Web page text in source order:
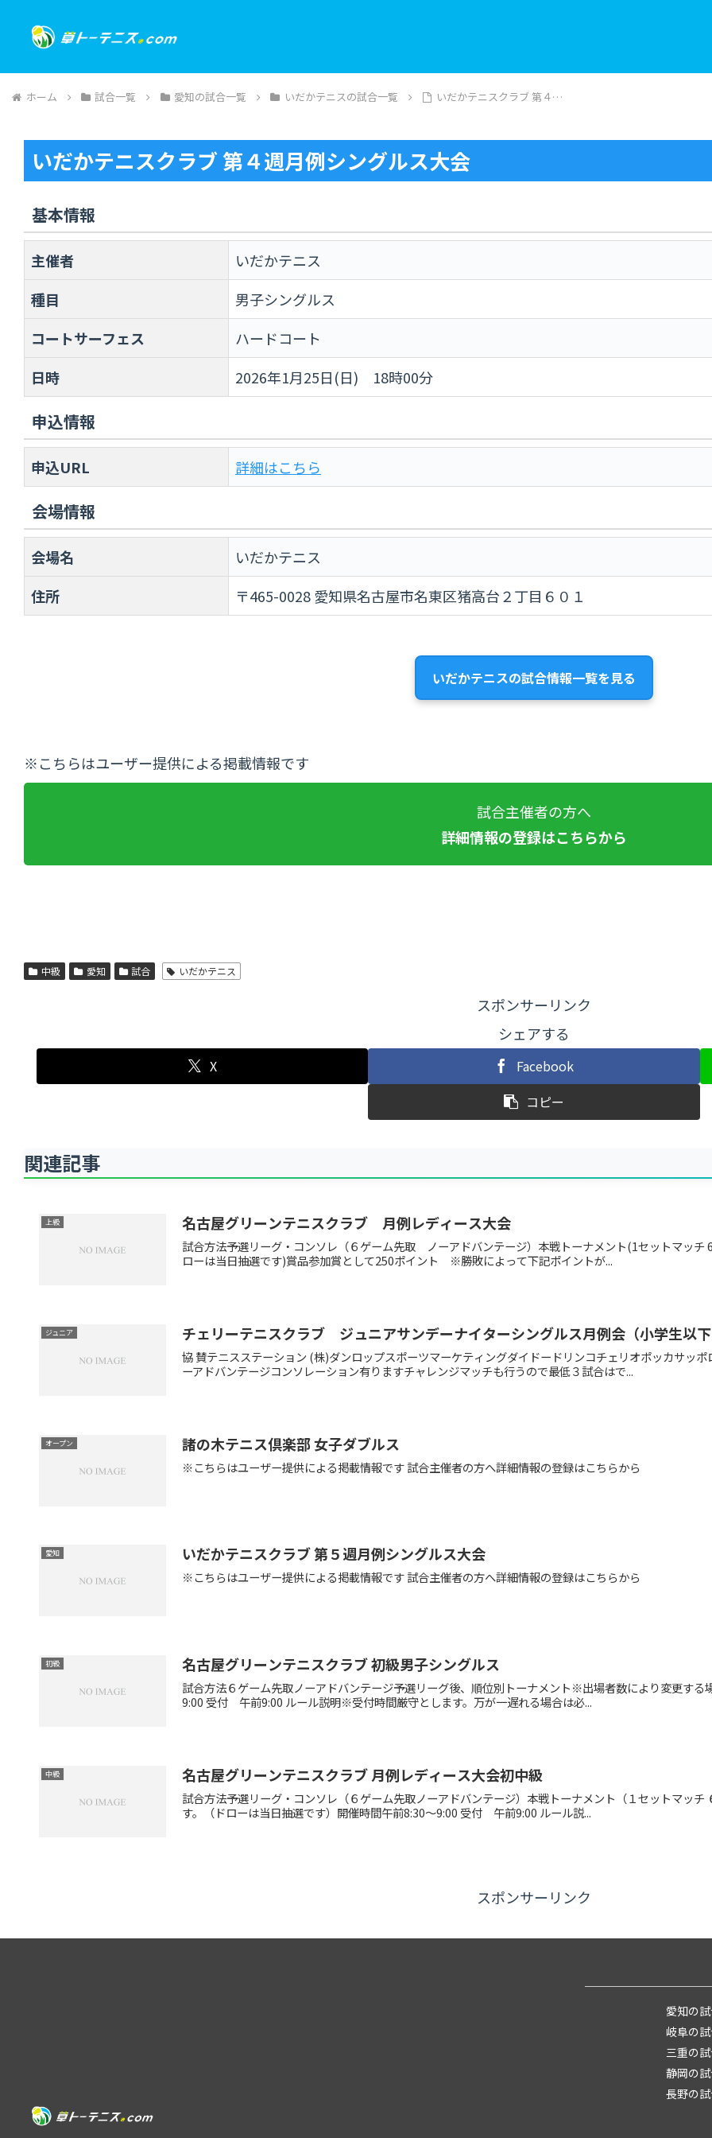
ホーム 試合一覧 愛知の試合一覧 いだかテニスの試合一覧 いだかテニスクラブ 第４…
いだかテニスクラブ 第４週月例シングルス大会
基本情報
主催者
いだかテニス
種目
男子シングルス
コートサーフェス
ハードコート
日時
2026年1月25日(日) 18時00分
申込情報
申込URL 詳細はこちら
会場情報
会場名
いだかテニス
住所
〒465-0028 愛知県名古屋市名東区猪高台２丁目６０１
いだかテニスの試合情報一覧を見る
※こちらはユーザー提供による掲載情報です
試合主催者の方へ
詳細情報の登録はこちらから
中級 愛知 試合 いだかテニス
スポンサーリンク
シェアする
X
Facebook
コピー
関連記事
上級 名古屋グリーンテニスクラブ 月例レディース大会
試合方法予選リーグ・コンソレ（６ゲーム先取 ノーアドバンテージ）本戦トーナメント(1セットマッ
ローは当日抽選です)賞品参加賞として250ポイント ※勝敗によって下記ポイントが...
ジュニア チェリーテニスクラブ ジュニアサンデーナイターシングルス月例会（小学生以
協 賛テニスステーション (株)ダンロップスポーツマーケティングダイドードリンコチェリオポッカサッ
ーアドバンテージコンソレーション有りますチャレンジマッチも行うので最低３試合はで...
オープン 諸の木テニス倶楽部 女子ダブルス
※こちらはユーザー提供による掲載情報です 試合主催者の方へ詳細情報の登録はこちらから
愛知 いだかテニスクラブ 第５週月例シングルス大会
※こちらはユーザー提供による掲載情報です 試合主催者の方へ詳細情報の登録はこちらから
初級 名古屋グリーンテニスクラブ 初級男子シングルス
試合方法６ゲーム先取ノーアドバンテージ予選リーグ後、順位別トーナメント※出場者数により変更す
9:00 受付 午前9:00 ルール説明※受付時間厳守とします。万が一遅れる場合は必...
中級 名古屋グリーンテニスクラブ 月例レディース大会初中級
試合方法予選リーグ・コンソレ（６ゲーム先取ノーアドバンテージ）本戦トーナメント（１セットマッ
す。（ドローは当日抽選です）開催時間午前8:30～9:00 受付 午前9:00 ルール説...
スポンサーリンク
愛知の
岐阜の
三重の
静岡の
長野の